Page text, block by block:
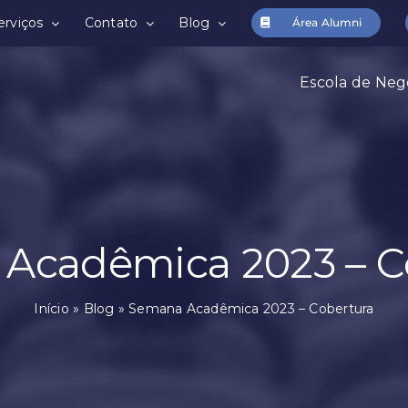
Contato Blog Área Alumni
Escola de
2023 –
Início » Blog »Semana Acadêmica 2023 – Cobertura